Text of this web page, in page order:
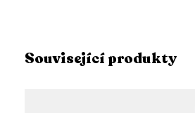
Související produkty